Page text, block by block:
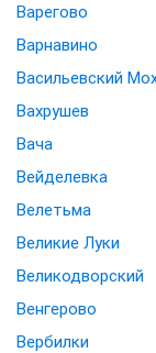
Варегово
Варнавино
Васильевский
Вахрушев
Вача
Вейделевка
Велетьма
Великие Луки
Великодворский
Венгерово
Вербилки